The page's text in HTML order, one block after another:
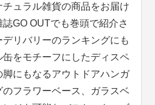
ュラル雑貨の商品をお届け
GO OUTでも巻頭で紹介さ
リバリーのランキングにも
缶をモチーフにしたディスペ
にもなるアウトドアハンガ
フラワーベース、ガラスベ